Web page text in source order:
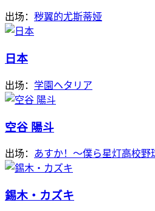
出场： 秽翼的尤斯蒂娅
日本
出场： 学園ヘタリア
空谷 陽斗
出场： あすか！～僕ら星灯高校野
錫木・カズキ